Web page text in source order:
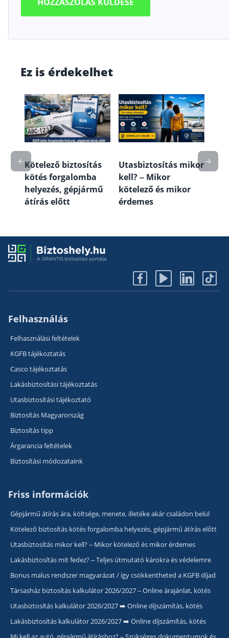
Ez is érdekelhet
és
Kötelező biztosítás
kötés forgalomba
helyezés, gépjármű
átírás előtt
Utasbiztosítás mikor
kell? – Mikor
kötelező és mikor
érdemes
Felhasználás
Felhasználási feltételek
KGFB tájékoztatás
Casco tájékoztatás
Lakásbiztosítási tájékoztatás
Utasbiztosítási tájékoztató
Biztosítás Magyarország
Biztosítás tipp
Árgarancia feltételek
Biztosítási módozataink
Friss információk
Gépjármű átírás ára, költsége, menete, illetéke akár családon belül
Kötelező biztosítás kötés forgalomba helyezés, gépjármű átírás előtt
Utasbiztosítás mikor kell? – Mikor kötelező és mikor érdemes
Lakásbiztosítás mit fedez? – Teljes útmutató károkra és védelemre
Bonus malus rendszer magyarázat / így csökkentheted a KGFB díjad
Társasház biztosítás kalkulátor 2026/2027 – Online árajánlat, kötés
Utasbiztosítás kalkulátor 2026/2027 ➡️ Online díjszámítás, kötés
Lakásbiztosítás kalkulátor 2026/2027 ➡️ Online díjszámítás, kötés